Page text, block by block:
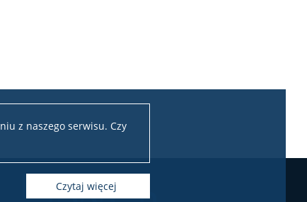
z naszego serwisu. Czy
czytaj więcej